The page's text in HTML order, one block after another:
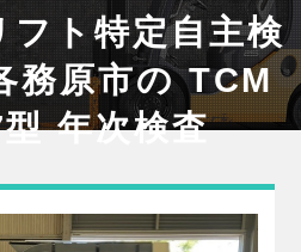
フト特定自主検
務原市の TCM
年次検査